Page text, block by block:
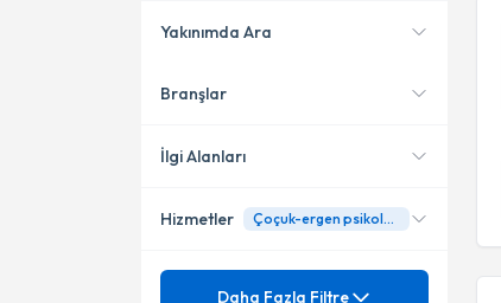
Bakırköy
Kadıköy
Yakınımda Ara
Konumuma yakın uzmanları
Branşlar
Psikoloji
Klinik Psikolog
İlgi Alanları
Aile Danışmanlığı
Hizmetler Çoçuk-ergen psikolojisi
Mezuniyet
Daha Fazla Filtre